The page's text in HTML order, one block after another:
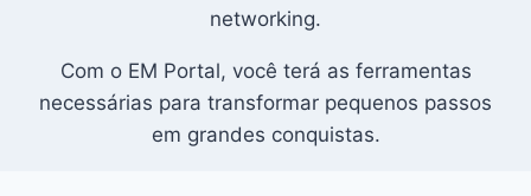
networking.
Com o EM Portal, você terá as ferramentas
necessárias para transformar pequenos passos
em grandes conquistas.